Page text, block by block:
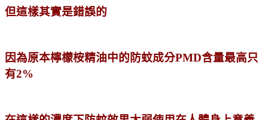
但這樣其實是錯誤的
因為原本檸檬桉精油中的防蚊成分PMD含量最高只
有2%